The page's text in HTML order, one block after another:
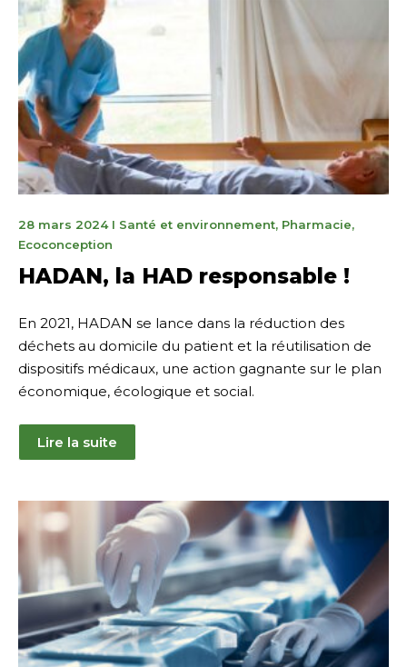
28 mars 202420
janvier
I Santé et environnement, Pharmacie,
Ecoconception
HADAN, la HAD responsable !
En 2021, HADAN se lance dans la réduction des
déchets au domicile du patient et la réutilisation de
dispositifs médicaux, une action gagnante sur le plan
économique, écologique et social.
Lire la suite